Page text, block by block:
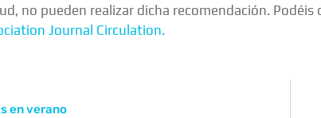
no pueden realizar dicha recomendación.
Journal Circulation.
en verano